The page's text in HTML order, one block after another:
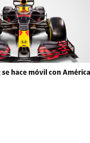
m
a
g
se hace móvil con América